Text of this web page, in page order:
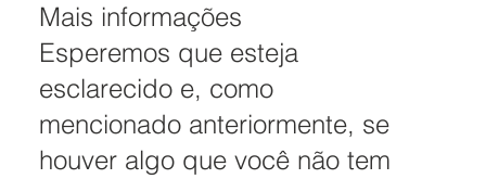
Mais informações
Esperemos que esteja
esclarecido e, como
mencionado anteriormente, se
houver algo que você não tem